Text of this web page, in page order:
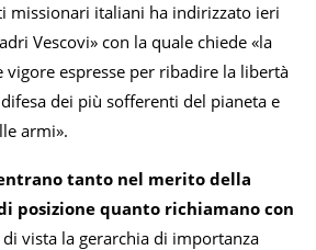
missionari italiani ha indirizzato ieri
Vescovi» con la quale chiede «la
vigore espresse per ribadire la libertà
dei più sofferenti del pianeta e
armi».
tanto nel merito della
posizione quanto richiamano con
vista la gerarchia di importanza